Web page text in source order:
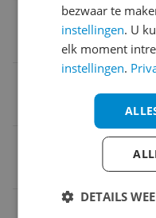
Dermatologisch getest
4059729308207
bezwaar te
instellingen. U
elk moment
instellingen.
DETAILS